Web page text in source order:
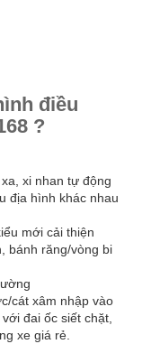
điều
?
xi nhan tự động
địa hình khác nhau
mới cải thiện
bánh răng/vòng bi
cát xâm nhập vào
đai ốc siết chặt,
xe giá rẻ.